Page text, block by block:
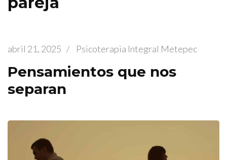
abril 21, 2025 / Psicoterapia Integral Metepec
Pensamientos que nos
separan